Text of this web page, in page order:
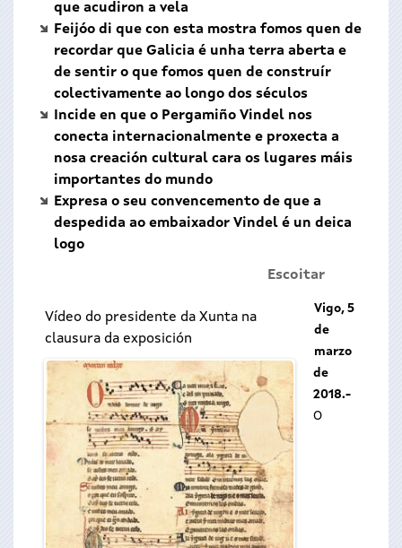
que acudiron a vela
Feijóo di que con esta mostra fomos quen de
recordar que Galicia é unha terra aberta e
de sentir o que fomos quen de construír
colectivamente ao longo dos séculos
Incide en que o Pergamiño Vindel nos
conecta internacionalmente e proxecta a
nosa creación cultural cara os lugares máis
importantes do mundo
Expresa o seu convencemento de que a
despedida ao embaixador Vindel é un deica
logo
Escoitar
Vídeo do presidente da Xunta na
clausura da exposición
Vigo, 5
de
marzo
de
2018.-
O